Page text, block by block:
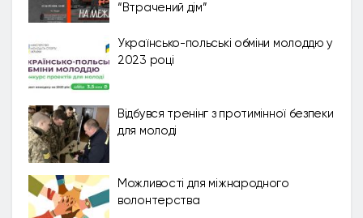
“Втрачений дім”
Українсько-польські обміни молоддю у
2023 році
Відбувся тренінг з протимінної безпеки
для молоді
Можливості для міжнародного
волонтерства